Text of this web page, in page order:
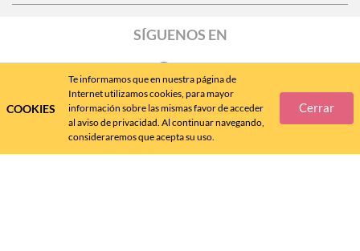
COOKIES
Te informamos que en nuestra página de
Internet utilizamos cookies, para mayor
información sobre las mismas favor de acceder
al aviso de privacidad. Al continuar navegando,
consideraremos que acepta su uso.
Cerrar
SÍGUENOS EN
CallCenter477 788 4600